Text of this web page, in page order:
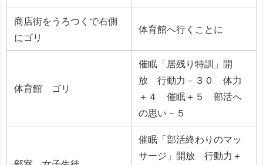
商店街をうろつくで右側
にゴリ
体育館へ行くことに
体育館 ゴリ
催眠「居残り特訓」開
放 行動力－３０ 体力
＋４ 催眠＋５ 部活へ
の思い－５
催眠「部活終わりのマッ
サージ」開放 行動力＋